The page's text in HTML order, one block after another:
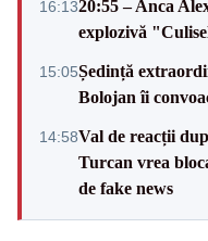
16:1320:55 – Anca
explozivă
15:05Ședință
Bolojan îi
14:58Val de reacții
Turcan vrea
de fake news